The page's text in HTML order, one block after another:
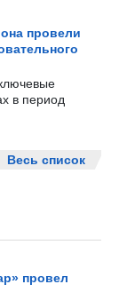
провели
в период
Весь список
провел